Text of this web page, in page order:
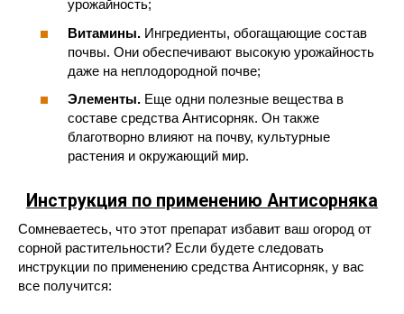
урожайность;
Витамины. Ингредиенты, обогащающие состав
почвы. Они обеспечивают высокую урожайность
даже на неплодородной почве;
Элементы. Еще одни полезные вещества в
составе средства Антисорняк. Он также
благотворно влияют на почву, культурные
растения и окружающий мир.
Инструкция по применению Антисорняка
Сомневаетесь, что этот препарат избавит ваш огород от
сорной растительности? Если будете следовать
инструкции по применению средства Антисорняк, у вас
все получится: